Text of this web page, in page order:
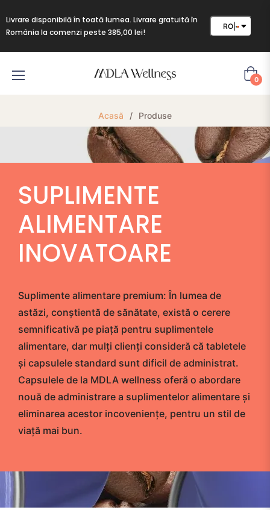
Livrare disponibilă în toată lumea. Livrare gratuită în
România la comenzi peste 385,00 lei!
RO
Cart
0
Acasă / Produse
SUPLIMENTE
ALIMENTARE
INOVATOARE
Suplimente alimentare premium: În lumea de
astăzi, conștientă de sănătate, există o cerere
semnificativă pe piață pentru suplimentele
alimentare, dar mulți clienți consideră că tabletele
și capsulele standard sunt dificil de administrat.
Capsulele de la MDLA wellness oferă o abordare
nouă de administrare a suplimentelor alimentare și
eliminarea acestor incoveniențe, pentru un stil de
viață mai bun.